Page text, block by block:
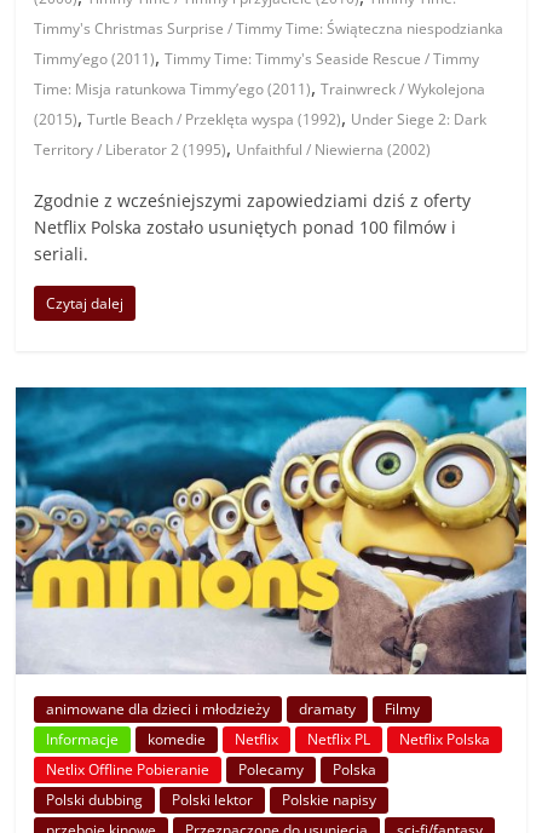
Timmy's Christmas Surprise / Timmy Time: Świąteczna niespodzianka
Timmy’ego (2011),Timmy Time: Timmy's Seaside Rescue / Timmy
Time: Misja ratunkowa Timmy’ego (2011),Trainwreck / Wykolejona
(2015),Turtle Beach / Przeklęta wyspa (1992), Under Siege 2: Dark
Territory / Liberator 2 (1995), Unfaithful / Niewierna (2002)
Zgodnie z wcześniejszymi zapowiedziami dziś z oferty
Netflix Polska zostało usuniętych ponad 100 filmów i
seriali.
Czytaj dalej
animowane dla dzieci i młodzieży dramaty
Filmy
Informacje
komedie Netflix Netflix PL
Netflix Polska
Netlix Offline Pobieranie
Polecamy
Polska
Polski dubbing
Polski lektor
Polskie napisy